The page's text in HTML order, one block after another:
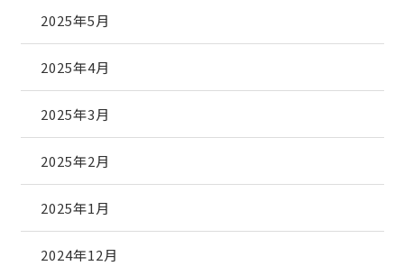
2025年5月
2025年4月
2025年3月
2025年2月
2025年1月
2024年12月